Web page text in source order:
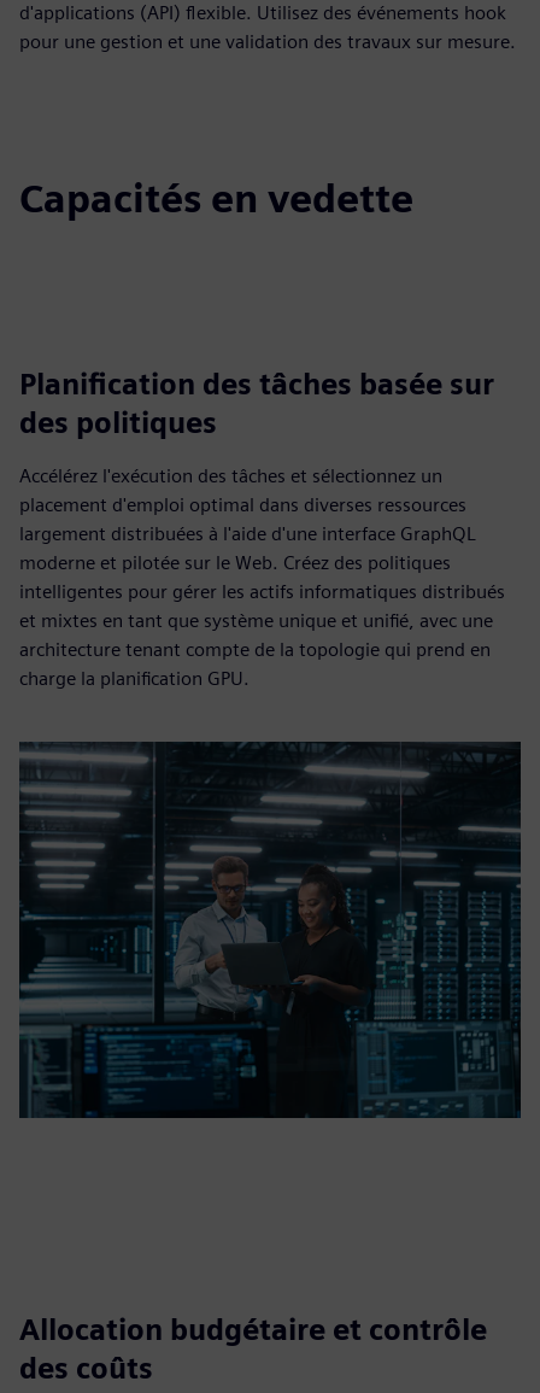
d'applications (API) flexible. Utilisez des événements hook
pour une gestion et une validation des travaux sur mesure.
Capacités en vedette
Planification des tâches basée sur
des politiques
Accélérez l'exécution des tâches et sélectionnez un
placement d'emploi optimal dans diverses ressources
largement distribuées à l'aide d'une interface GraphQL
moderne et pilotée sur le Web. Créez des politiques
intelligentes pour gérer les actifs informatiques distribués
et mixtes en tant que système unique et unifié, avec une
architecture tenant compte de la topologie qui prend en
charge la planification GPU.
Allocation budgétaire et contrôle
des coûts